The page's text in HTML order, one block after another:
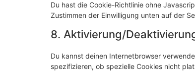
Du hast die Cookie-Richtlinie ohne
Zustimmen der Einwilligung unten auf der
8. Aktivierung/
Du kannst deinen Internetbrowser
spezifizieren, ob spezielle Cookies nicht